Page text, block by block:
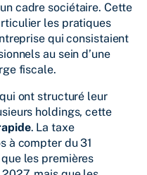
cadre sociétaire. Cette
les pratiques
qui consistaient
au sein d’une
fiscale.
ont structuré leur
holdings, cette
. La taxe
à compter du 31
les premières